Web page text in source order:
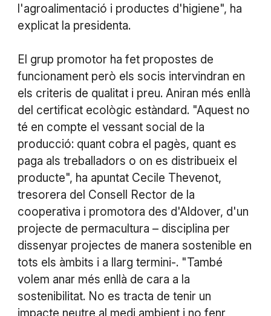
l'agroalimentació i productes d'higiene", ha
explicat la presidenta.
El grup promotor ha fet propostes de
funcionament però els socis intervindran en
els criteris de qualitat i preu. Aniran més enllà
del certificat ecològic estàndard. "Aquest no
té en compte el vessant social de la
producció: quant cobra el pagès, quant es
paga als treballadors o on es distribueix el
producte", ha apuntat Cecile Thevenot,
tresorera del Consell Rector de la
cooperativa i promotora des d'Aldover, d'un
projecte de permacultura – disciplina per
dissenyar projectes de manera sostenible en
tots els àmbits i a llarg termini-. "També
volem anar més enllà de cara a la
sostenibilitat. No es tracta de tenir un